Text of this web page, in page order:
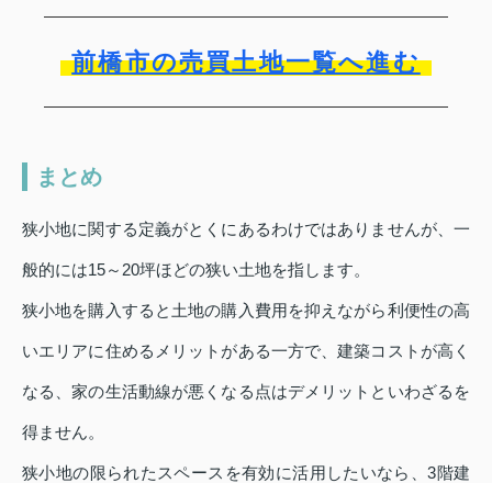
前橋市の売買土地一覧へ進む
まとめ
狭小地に関する定義がとくにあるわけではありませんが、一
般的には15～20坪ほどの狭い土地を指します。
狭小地を購入すると土地の購入費用を抑えながら利便性の高
いエリアに住めるメリットがある一方で、建築コストが高く
なる、家の生活動線が悪くなる点はデメリットといわざるを
得ません。
狭小地の限られたスペースを有効に活用したいなら、3階建